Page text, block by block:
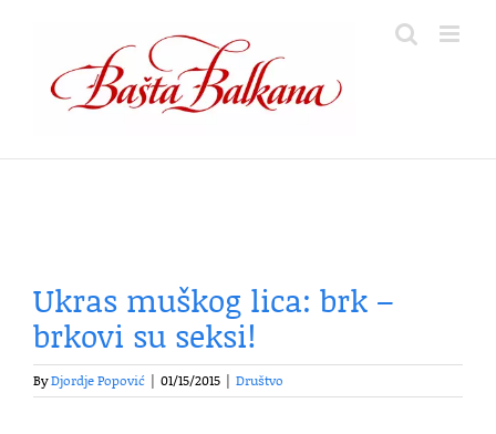
content
Ukras muškog lica: brk –
brkovi su seksi!
ByDjordje Popović 01/15/2015 Društvo